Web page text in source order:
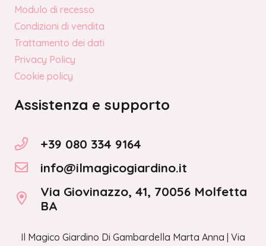
Modulo di recesso
Condizioni di vendita
Trattamento dei dati
Privacy Policy
Cookie policy
Assistenza e supporto
+39 080 334 9164
info@ilmagicogiardino.it
Via Giovinazzo, 41, 70056 Molfetta
BA
Il Magico Giardino Di Gambardella Marta Anna | Via